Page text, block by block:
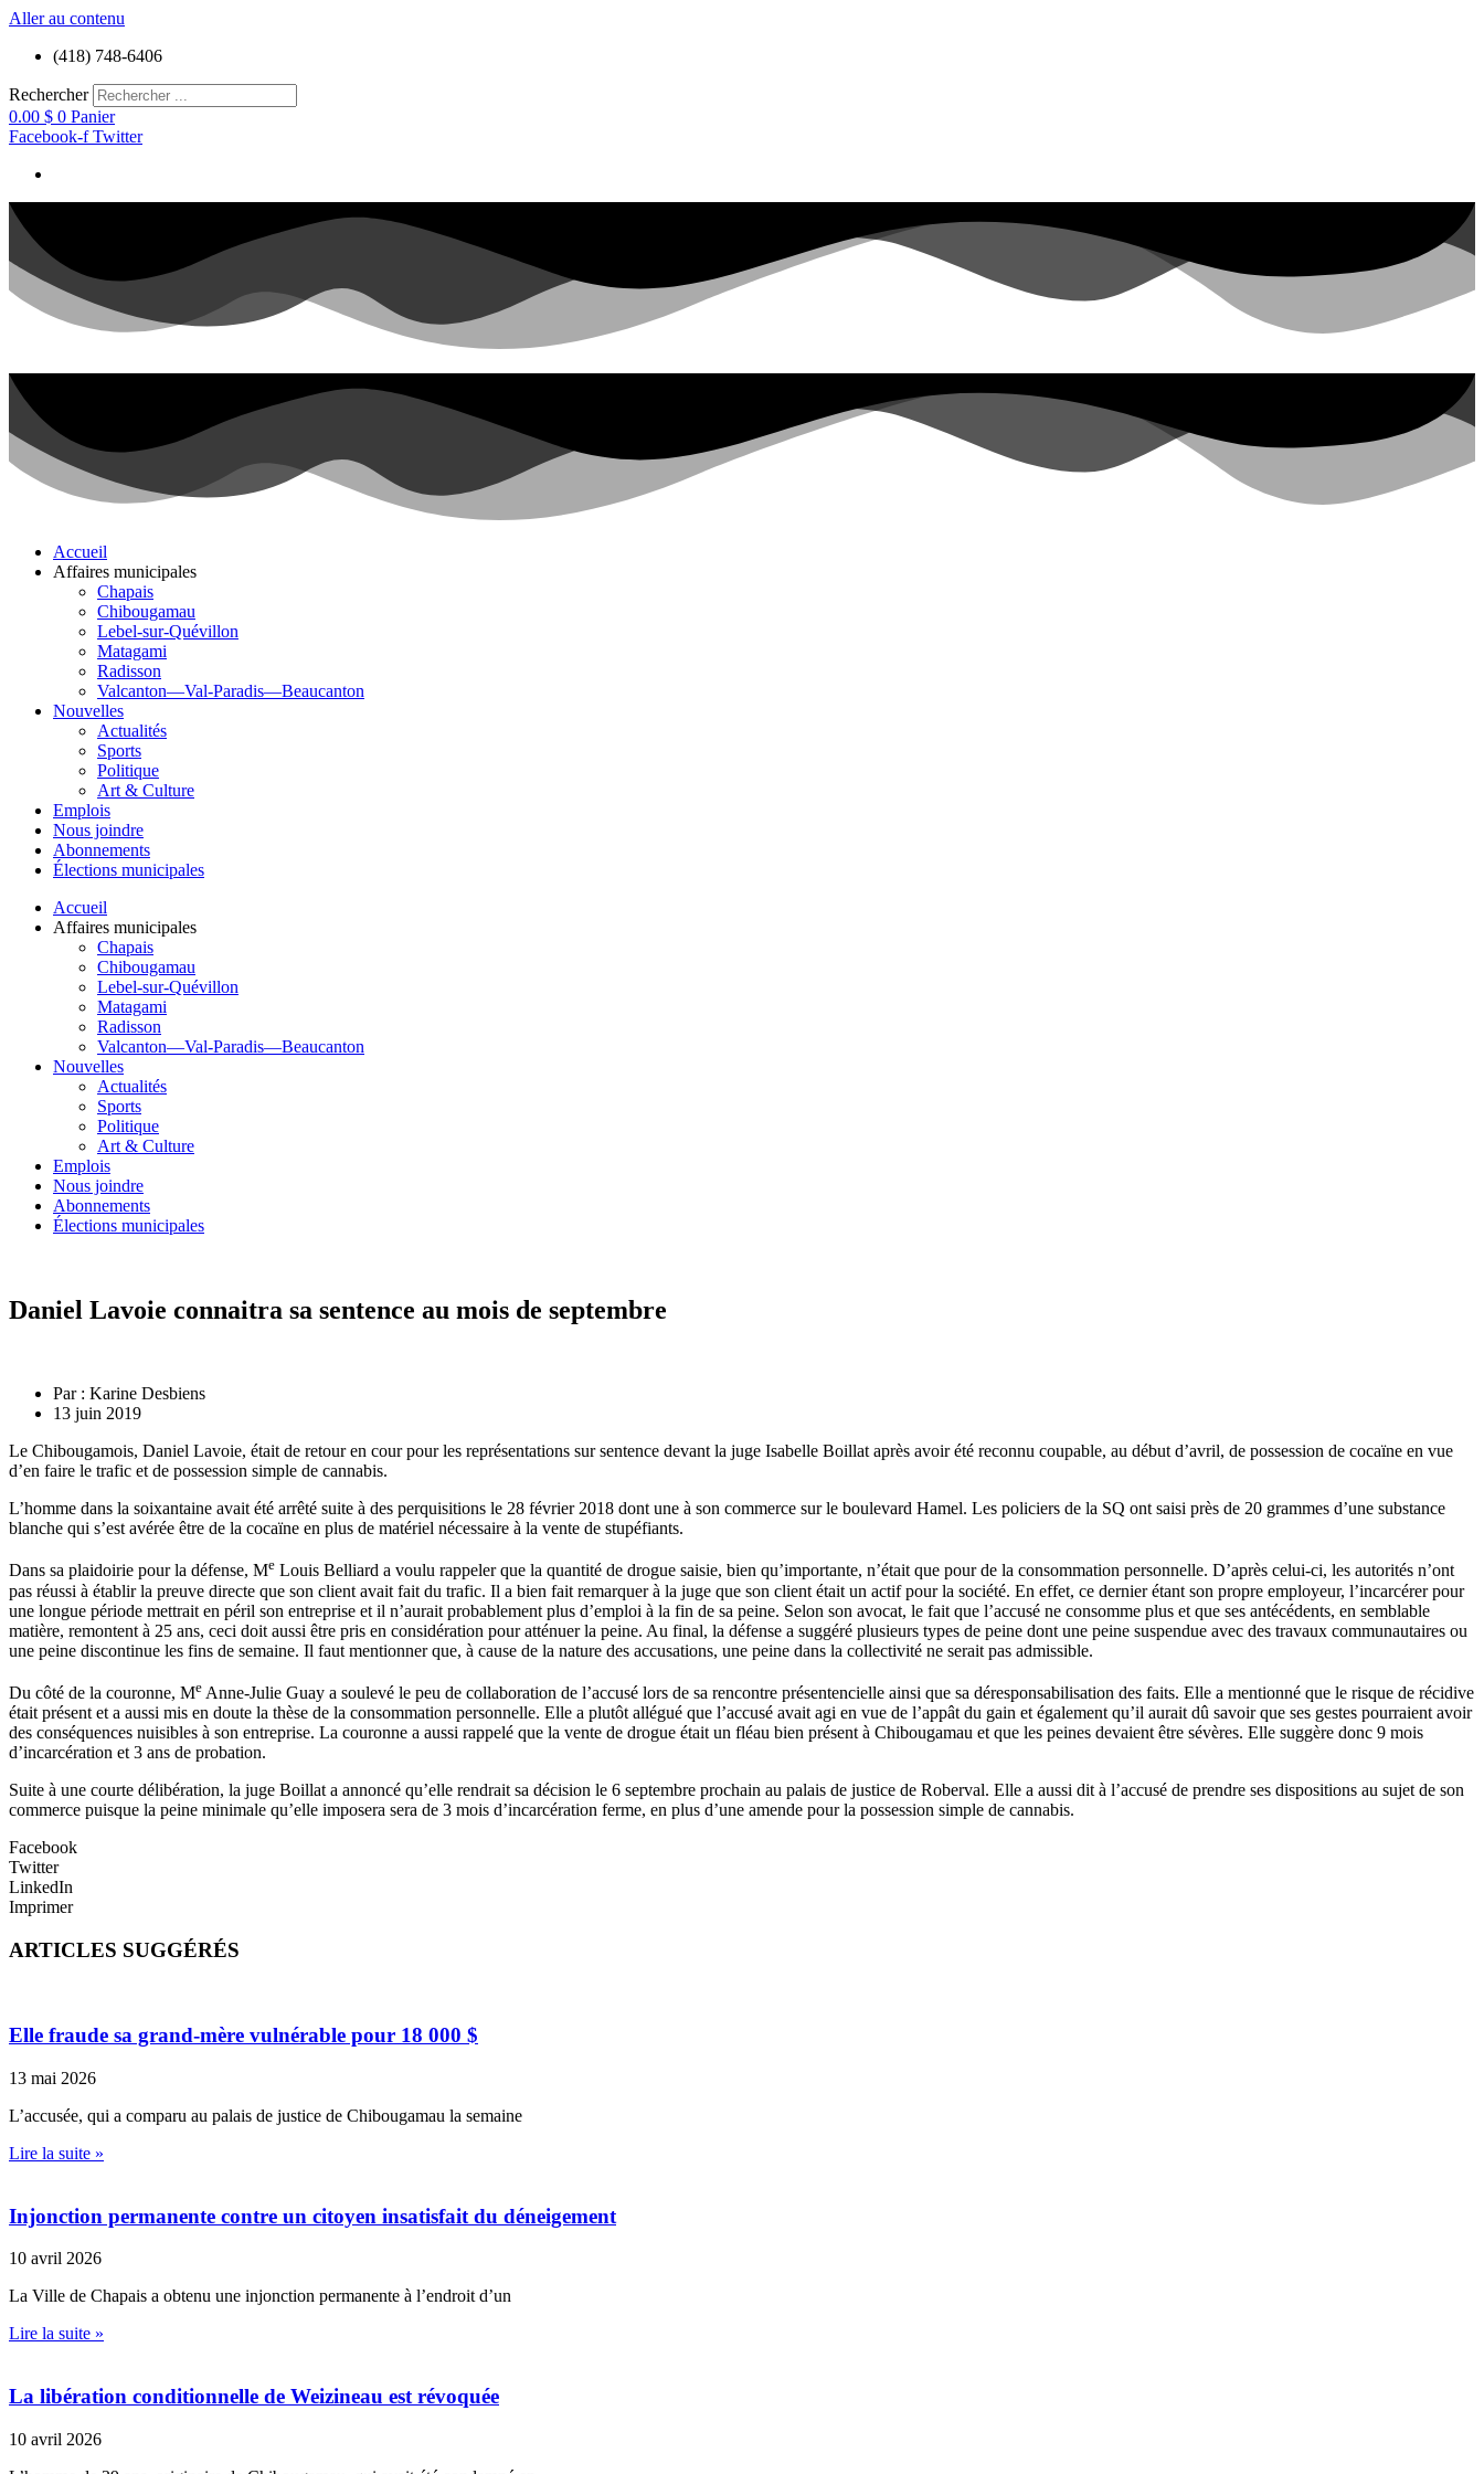
Aller au contenu
(418) 748-6406
Rechercher
0.00 $ 0 Panier
Facebook-f Twitter
Accueil
Affaires municipales
Chapais
Chibougamau
Lebel-sur-Quévillon
Matagami
Radisson
Valcanton—Val-Paradis—Beaucanton
Nouvelles
Actualités
Sports
Politique
Art & Culture
Emplois
Nous joindre
Abonnements
Élections municipales
Accueil
Affaires municipales
Chapais
Chibougamau
Lebel-sur-Quévillon
Matagami
Radisson
Valcanton—Val-Paradis—Beaucanton
Nouvelles
Actualités
Sports
Politique
Art & Culture
Emplois
Nous joindre
Abonnements
Élections municipales
Daniel Lavoie connaitra sa sentence au mois de septembre
Par : Karine Desbiens
13 juin 2019
Le Chibougamois, Daniel Lavoie, était de retour en cour pour les représentations sur sentence devant la juge Isabelle Boillat après avoir été reconnu coupable, au début d’avril, de possession de cocaïne en vue
d’en faire le trafic et de possession simple de cannabis.
L’homme dans la soixantaine avait été arrêté suite à des perquisitions le 28 février 2018 dont une à son commerce sur le boulevard Hamel. Les policiers de la SQ ont saisi près de 20 grammes d’une substance
blanche qui s’est avérée être de la cocaïne en plus de matériel nécessaire à la vente de stupéfiants.
Dans sa plaidoirie pour la défense, Me Louis Belliard a voulu rappeler que la quantité de drogue saisie, bien qu’importante, n’était que pour de la consommation personnelle. D’après celui-ci, les autorités n’ont
pas réussi à établir la preuve directe que son client avait fait du trafic. Il a bien fait remarquer à la juge que son client était un actif pour la société. En effet, ce dernier étant son propre employeur, l’incarcérer pour
une longue période mettrait en péril son entreprise et il n’aurait probablement plus d’emploi à la fin de sa peine. Selon son avocat, le fait que l’accusé ne consomme plus et que ses antécédents, en semblable
matière, remontent à 25 ans, ceci doit aussi être pris en considération pour atténuer la peine. Au final, la défense a suggéré plusieurs types de peine dont une peine suspendue avec des travaux communautaires ou
une peine discontinue les fins de semaine. Il faut mentionner que, à cause de la nature des accusations, une peine dans la collectivité ne serait pas admissible.
Du côté de la couronne, Me Anne-Julie Guay a soulevé le peu de collaboration de l’accusé lors de sa rencontre présentencielle ainsi que sa déresponsabilisation des faits. Elle a mentionné que le risque de récidive
était présent et a aussi mis en doute la thèse de la consommation personnelle. Elle a plutôt allégué que l’accusé avait agi en vue de l’appât du gain et également qu’il aurait dû savoir que ses gestes pourraient avoir
des conséquences nuisibles à son entreprise. La couronne a aussi rappelé que la vente de drogue était un fléau bien présent à Chibougamau et que les peines devaient être sévères. Elle suggère donc 9 mois
d’incarcération et 3 ans de probation.
Suite à une courte délibération, la juge Boillat a annoncé qu’elle rendrait sa décision le 6 septembre prochain au palais de justice de Roberval. Elle a aussi dit à l’accusé de prendre ses dispositions au sujet de son
commerce puisque la peine minimale qu’elle imposera sera de 3 mois d’incarcération ferme, en plus d’une amende pour la possession simple de cannabis.
Facebook
Twitter
LinkedIn
Imprimer
ARTICLES SUGGÉRÉS
Elle fraude sa grand-mère vulnérable pour 18 000 $
13 mai 2026
L’accusée, qui a comparu au palais de justice de Chibougamau la semaine
Lire la suite »
Injonction permanente contre un citoyen insatisfait du déneigement
10 avril 2026
La Ville de Chapais a obtenu une injonction permanente à l’endroit d’un
Lire la suite »
La libération conditionnelle de Weizineau est révoquée
10 avril 2026